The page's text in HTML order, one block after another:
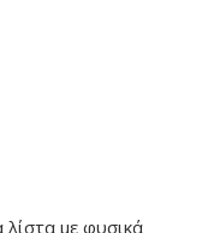
με φυσικά